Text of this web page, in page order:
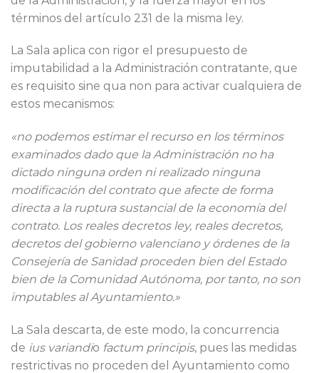
términos del artículo 231 de la misma ley.
La Sala aplica con rigor el presupuesto de
imputabilidad a la Administración contratante, que
es requisito sine qua non para activar cualquiera de
estos mecanismos:
«no podemos estimar el recurso en los términos
examinados dado que la Administración no ha
dictado ninguna orden ni realizado ninguna
modificación del contrato que afecte de forma
directa a la ruptura sustancial de la economía del
contrato. Los reales decretos ley, reales decretos,
decretos del gobierno valenciano y órdenes de la
Consejería de Sanidad proceden bien del Estado
bien de la Comunidad Autónoma, por tanto, no son
imputables al Ayuntamiento.»
La Sala descarta, de este modo, la concurrencia
de ius variandio factum principis, pues las medidas
restrictivas no proceden del Ayuntamiento como